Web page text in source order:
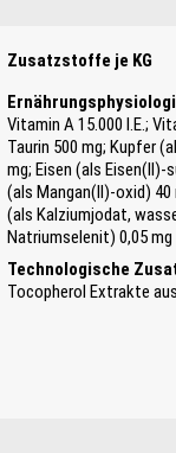
Zusatzstoffe je KG
Vitamin A 15.000 I.E.;
Taurin 500 mg; Kupfer
mg; Eisen (als
(als Mangan(II)-oxid)
(als Kalziumjodat,
Natriumselenit) 0,05 mg
Technologische
Tocopherol Extrakte